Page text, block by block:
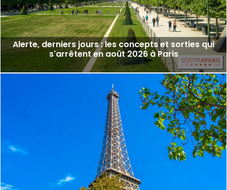
Alerte, derniers jours : les concepts et sorties qui
s'arrêtent en août 2026 à Paris